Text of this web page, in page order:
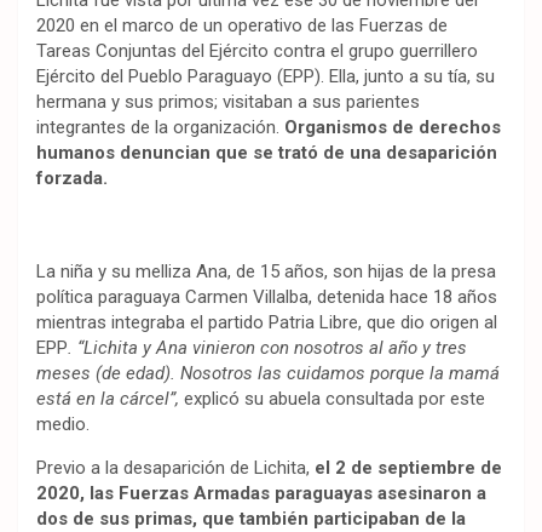
2020 en el marco de un operativo de las Fuerzas de
Tareas Conjuntas del Ejército contra el grupo guerrillero
Ejército del Pueblo Paraguayo (EPP). Ella, junto a su tía, su
hermana y sus primos; visitaban a sus parientes
integrantes de la organización. Organismos de derechos
humanos denuncian que se trató de una desaparición
forzada.
La niña y su melliza Ana, de 15 años, son hijas de la presa
política paraguaya Carmen Villalba, detenida hace 18 años
mientras integraba el partido Patria Libre, que dio origen al
EPP. “Lichita y Ana vinieron con nosotros al año y tres
meses (de edad). Nosotros las cuidamos porque la mamá
está en la cárcel”, explicó su abuela consultada por este
medio.
Previo a la desaparición de Lichita, el 2 de septiembre de
2020, las Fuerzas Armadas paraguayas asesinaron a
dos de sus primas, que también participaban de la